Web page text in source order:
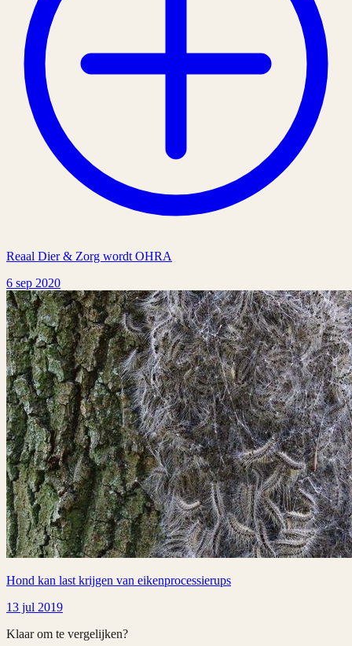
Reaal Dier & Zorg wordt OHRA
6 sep 2020
Hond kan last krijgen van eikenprocessierups
13 jul 2019
Klaar om te vergelijken?